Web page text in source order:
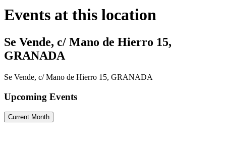
Events at this location
Se Vende, c/ Mano de Hierro 15,
GRANADA
Se Vende, c/ Mano de Hierro 15, GRANADA
Upcoming Events
Current Month